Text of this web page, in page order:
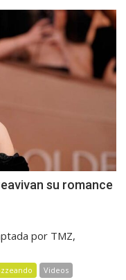
su romance
por TMZ,
Videos